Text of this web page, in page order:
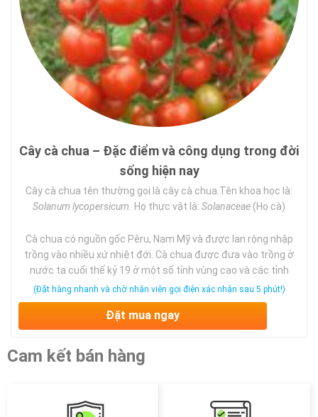
Cây cà chua – Đặc điểm và công dụng trong đời
sống hiện nay
Cây cà chua tên thường gọi là cây cà chua.Tên khoa học là:
Solanum lycopersicum.
Họ thực vật là: Solanaceae (Họ cà)
Cà chua có nguồn gốc Pêru, Nam Mỹ và được lan rộng nhập
trồng vào nhiều xứ nhiệt đới. Cà chua được đưa vào trồng ở
nước ta cuối thế kỷ 19 ở một số tỉnh vùng cao và các tỉnh
đồng bằng Bắc Bộ.
(Đặt hàng nhanh và chờ nhân viên gọi điện xác nhận sau 5 phút!)
Đặt mua ngay
Cam kết bán hàng